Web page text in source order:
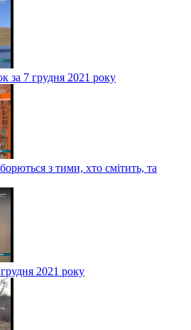
за 7 грудня 2021 року
з тими, хто смітить, та
2021 року